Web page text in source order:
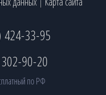
|
33-95
90-20
по РФ